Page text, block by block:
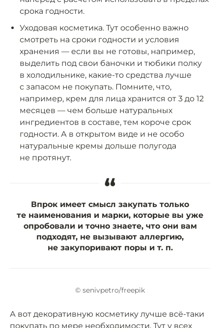
срока годности.
Уходовая косметика. Тут особенно важно
смотреть на сроки годности и условия
хранения — если вы не готовы, например,
выделить под свои баночки и тюбики полку
в холодильнике, какие-то средства лучше
с запасом не покупать. Помните, что,
например, крем для лица хранится от 3 до 12
месяцев — чем больше натуральных
ингредиентов в составе, тем короче срок
годности. А в открытом виде и не особо
натуральные кремы дольше полугода
не протянут.
“
Впрок имеет смысл закупать только
те наименования и марки, которые вы уже
опробовали и точно знаете, что они вам
подходят, не вызывают аллергию,
не закупоривают поры и т. п.
© senivpetro/freepik
А вот декоративную косметику лучше всё-таки
покупать по мере необходимости. Тут у всех